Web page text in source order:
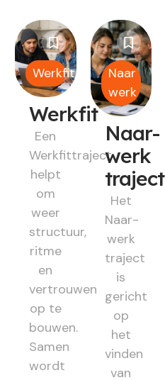
Werkfit
Werkfit
Een
Werkfittraject
helpt
om
weer
structuur,
ritme
en
vertrouwen
op te
bouwen.
Samen
wordt
Naar
werk
Naar-
werk
traject
Het
Naar-
werk
traject
is
gericht
op
het
vinden
van